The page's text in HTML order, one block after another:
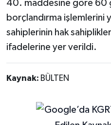
40. maddesine göre 60
borçlandırma işlemlerini
sahiplerinin hak
ifadelerine yer verildi.
Kaynak: BÜLTEN